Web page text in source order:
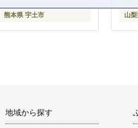
熊本県 宇土市 山
地域から探す